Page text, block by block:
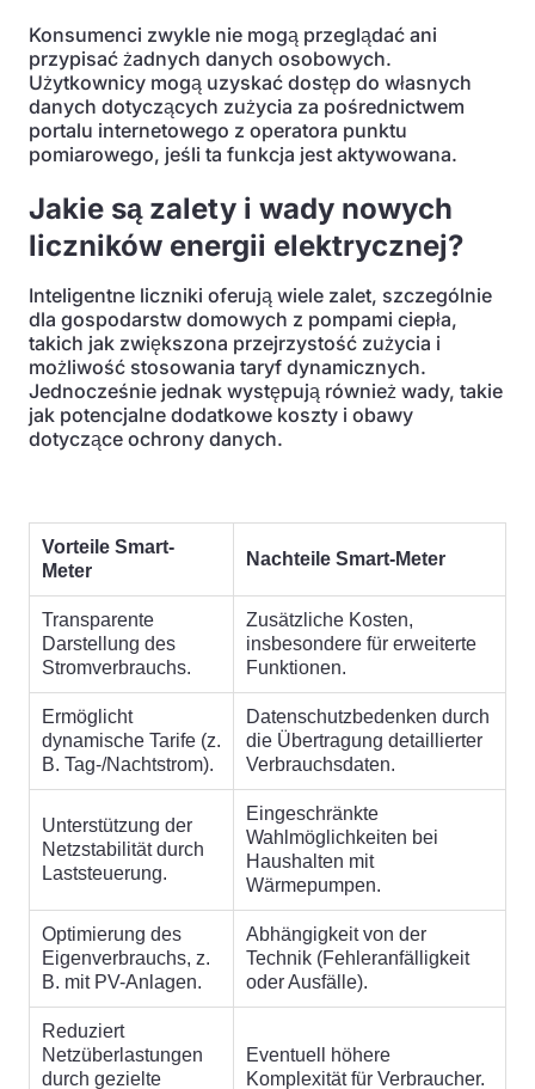
Konsumenci zwykle nie mogą przeglądać ani
przypisać żadnych danych osobowych.
Użytkownicy mogą uzyskać dostęp do własnych
danych dotyczących zużycia za pośrednictwem
portalu internetowego z operatora punktu
pomiarowego, jeśli ta funkcja jest aktywowana.
Jakie są zalety i wady nowych
liczników energii elektrycznej?
Inteligentne liczniki oferują wiele zalet, szczególnie
dla gospodarstw domowych z pompami ciepła,
takich jak zwiększona przejrzystość zużycia i
możliwość stosowania taryf dynamicznych.
Jednocześnie jednak występują również wady, takie
jak potencjalne dodatkowe koszty i obawy
dotyczące ochrony danych.
Vorteile Smart-
Meter
Nachteile Smart-Meter
Transparente
Darstellung des
Stromverbrauchs.
Zusätzliche Kosten,
insbesondere für erweiterte
Funktionen.
Ermöglicht
dynamische Tarife (z.
B. Tag-/Nachtstrom).
Datenschutzbedenken durch
die Übertragung detaillierter
Verbrauchsdaten.
Unterstützung der
Netzstabilität durch
Laststeuerung.
Eingeschränkte
Wahlmöglichkeiten bei
Haushalten mit
Wärmepumpen.
Optimierung des
Eigenverbrauchs, z.
B. mit PV-Anlagen.
Abhängigkeit von der
Technik (Fehleranfälligkeit
oder Ausfälle).
Reduziert
Netzüberlastungen
durch gezielte
Eventuell höhere
Komplexität für Verbraucher.